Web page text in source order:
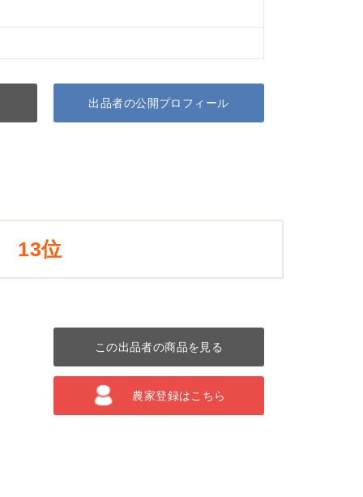
出品者の公開プロフィール
13位
この出品者の商品を見る
農家登録はこちら